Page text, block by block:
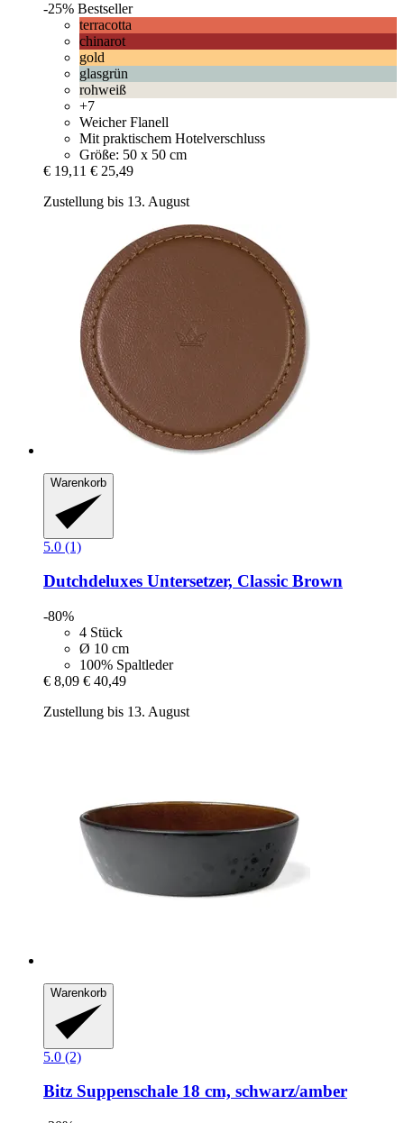
-25% Bestseller
terracotta
chinarot
gold
glasgrün
rohweiß
+7
Weicher Flanell
Mit praktischem Hotelverschluss
Größe: 50 x 50 cm
€ 19,11 € 25,49
Zustellung bis 13. August
Warenkorb
5.0 (1)
Dutchdeluxes Untersetzer, Classic Brown
-80%
4 Stück
Ø 10 cm
100% Spaltleder
€ 8,09 € 40,49
Zustellung bis 13. August
Warenkorb
5.0 (2)
Bitz Suppenschale 18 cm, schwarz/amber